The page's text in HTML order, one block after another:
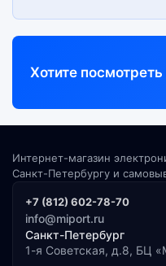
Хотите
Интернет-магазин
Санкт-Петербургу и
+7 (812) 602-78-70
info@miport.ru
Санкт-Петербург
1-я Советская, д.8, БЦ